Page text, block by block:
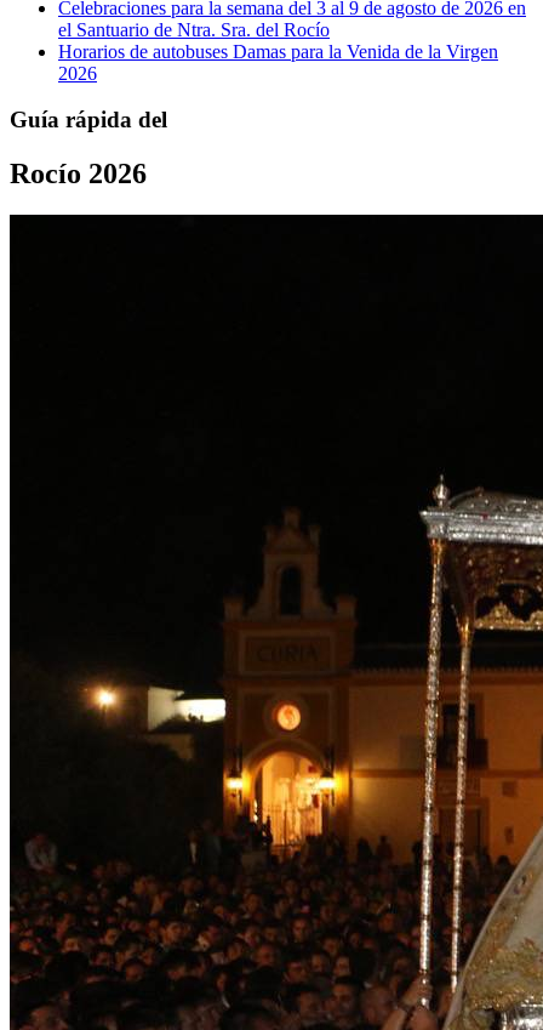
Celebraciones para la semana del 3 al 9 de agosto de 2026 en
el Santuario de Ntra. Sra. del Rocío
Horarios de autobuses Damas para la Venida de la Virgen
2026
Guía rápida del
Rocío 2026